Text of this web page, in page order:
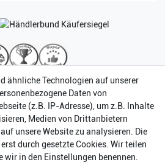
ähnliche Technologien auf unserer
Daten von
(z.B. IP-Adresse), um z.B. Inhalte
Medien von Drittanbietern
unsere Website zu analysieren. Die
durch gesetzte Cookies. Wir teilen
wir in den Einstellungen benennen.